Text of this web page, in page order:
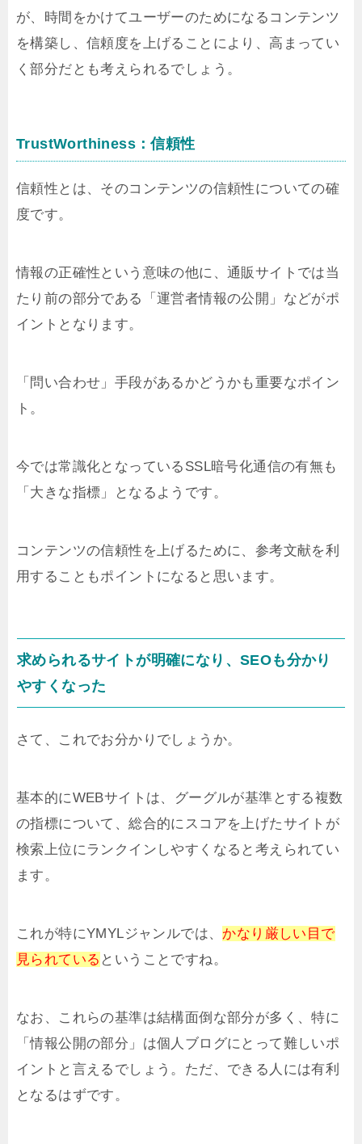
が、時間をかけてユーザーのためになるコンテンツ
を構築し、信頼度を上げることにより、高まってい
く部分だとも考えられるでしょう。
TrustWorthiness：信頼性
信頼性とは、そのコンテンツの信頼性についての確
度です。
情報の正確性という意味の他に、通販サイトでは当
たり前の部分である「運営者情報の公開」などがポ
イントとなります。
「問い合わせ」手段があるかどうかも重要なポイン
ト。
今では常識化となっているSSL暗号化通信の有無も
「大きな指標」となるようです。
コンテンツの信頼性を上げるために、参考文献を利
用することもポイントになると思います。
求められるサイトが明確になり、SEOも分かり
やすくなった
さて、これでお分かりでしょうか。
基本的にWEBサイトは、グーグルが基準とする複数
の指標について、総合的にスコアを上げたサイトが
検索上位にランクインしやすくなると考えられてい
ます。
これが特にYMYLジャンルでは、 かなり厳しい目で
見られている ということですね。
なお、これらの基準は結構面倒な部分が多く、特に
「情報公開の部分」は個人ブログにとって難しいポ
イントと言えるでしょう。ただ、できる人には有利
となるはずです。